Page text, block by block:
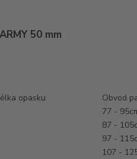
50 mm
opasku
Obvod
77 -
87 -
97 -
107 -